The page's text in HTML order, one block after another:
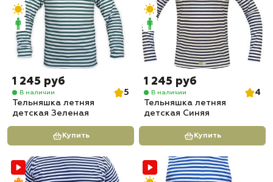
1 245 руб
В наличии
5
Тельняшка летняя
детская Зеленая
Купить
1 245 руб
В наличии
4
Тельняшка летняя
детская Синяя
Купить